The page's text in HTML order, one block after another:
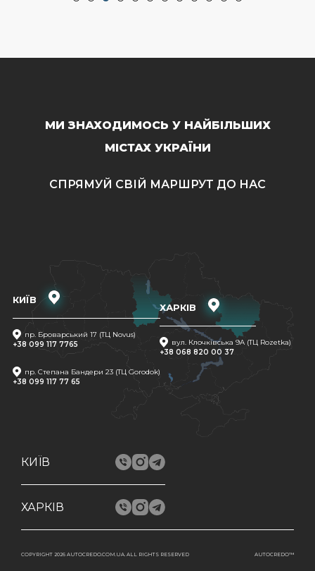
МИ ЗНАХОДИМОСЬ У НАЙБІЛЬШИХ
МІСТАХ УКРАЇНИ
СПРЯМУЙ СВІЙ МАРШРУТ ДО НАС
КИЇВ
пр. Броварський 17 (ТЦ Novus)
+38 099 117 7765
пр. Степана Бандери 23 (ТЦ Gorodok)
+38 099 117 77 65
ХАРКІВ
вул. Клочківська 9A (ТЦ Rozetka)
+38 068 820 00 37
КИЇВ
ХАРКІВ
COPYRIGHT 2026 AUTOCREDO.COM.UA. ALL RIGHTS RESERVED AUTOCREDO™